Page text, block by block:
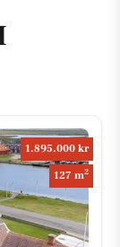
1.895.000 kr
127 m2